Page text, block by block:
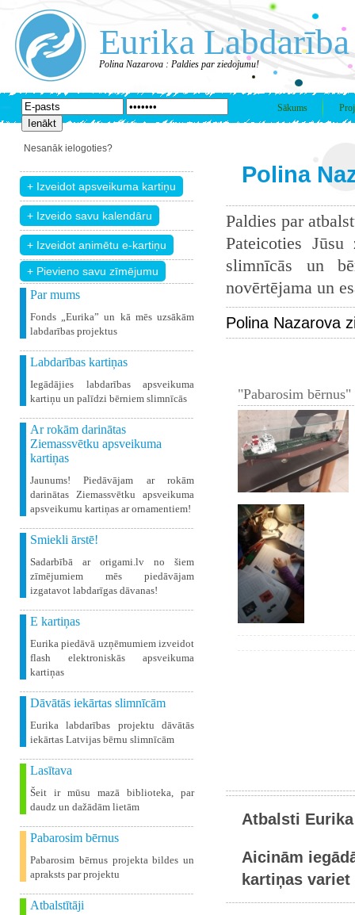
Eurika Labdarība
Polina Nazarova : Paldies par ziedojumu!
Sākums
Nesanāk ielogoties?
+ Pievieno savu zīmējumu
Par mums
Fonds „Eurika” un kā mēs uzsākām
labdarības projektus
Labdarības kartiņas
Iegādājies labdarības apsveikuma
kartiņu un palīdzi bērniem slimnīcās
Ar rokām darinātas
Ziemassvētku apsveikuma
kartiņas
Jaunums! Piedāvājam ar rokām
darinātas Ziemassvētku apsveikuma
apsveikumu kartiņas ar ornamentiem!
Smiekli ārstē!
Sadarbībā ar origami.lv no šiem
zīmējumiem mēs piedāvājam
izgatavot labdarīgas dāvanas!
E kartiņas
Eurika piedāvā uzņēmumiem izveidot
flash elektroniskās apsveikuma
kartiņas
Dāvātās iekārtas slimnīcām
Eurika labdarības projektu dāvātās
iekārtas Latvijas bērnu slimnīcām
Lasītava
Šeit ir mūsu mazā biblioteka, par
daudz un dažādām lietām
Pabarosim bērnus
Pabarosim bērnus projekta bildes un
apraksts par projektu
Atbalstītāji
Polina
Paldies par
Pateicoties
slimnīcās un
novērtējama un
Polina Nazarova
"Pabarosim
Atbalsti
Aicinām
kartiņas variet